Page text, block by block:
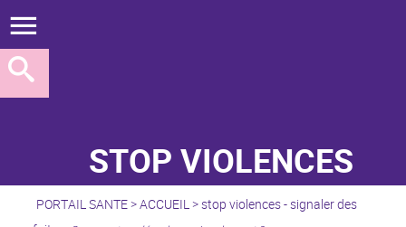
STOP VIOLENCES
PORTAIL SANTE>ACCUEIL>stop violences - signaler des